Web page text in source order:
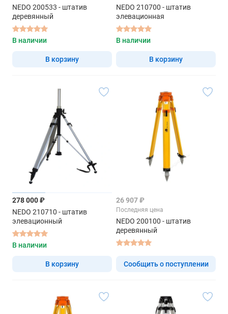
NEDO 200533 - штатив
деревянный
В наличии
В корзину
NEDO 210700 - штатив
элевационная
В наличии
В корзину
278 000 ₽
NEDO 210710 - штатив
элевационный
В наличии
В корзину
26 907 ₽
Последняя цена
NEDO 200100 - штатив
деревянный
Сообщить о поступлении